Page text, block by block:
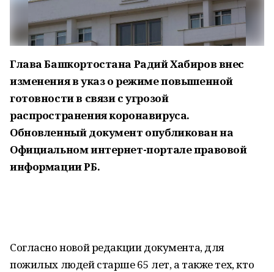
Глава Башкортостана Радий Хабиров внес
изменения в указ о режиме повышенной
готовности в связи с угрозой
распространения коронавируса.
Обновленный документ опубликован на
Официальном интернет-портале правовой
информации РБ.
Согласно новой редакции документа, для
пожилых людей старше 65 лет, а также тех, кто